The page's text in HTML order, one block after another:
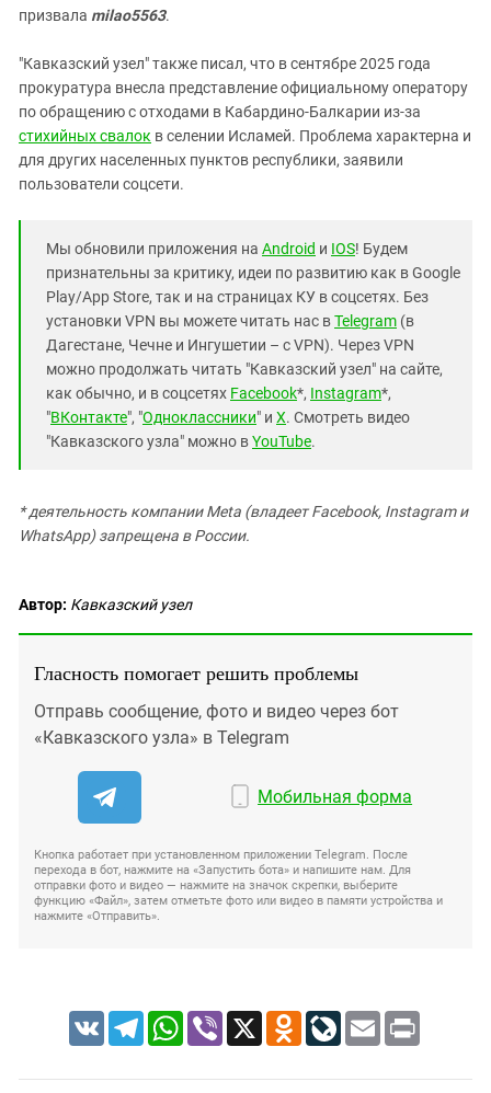
призвала milao5563.
"Кавказский узел" также писал, что в сентябре 2025 года
прокуратура внесла представление официальному оператору
по обращению с отходами в Кабардино-Балкарии из-за
стихийных свалок в селении Исламей. Проблема характерна и
для других населенных пунктов республики, заявили
пользователи соцсети.
Мы обновили приложения на Android и IOS! Будем
признательны за критику, идеи по развитию как в Google
Play/App Store, так и на страницах КУ в соцсетях. Без
установки VPN вы можете читать нас вTelegram (в
Дагестане, Чечне и Ингушетии – с VPN). Через VPN
можно продолжать читать "Кавказский узел" на сайте,
как обычно, и в соцсетях Facebook*, Instagram*,
"ВКонтакте", "Одноклассники" и X. Смотреть видео
"Кавказского узла" можно вYouTube.
* деятельность компании Meta (владеет Facebook, Instagram и
WhatsApp) запрещена в России.
Автор: Кавказский узел
Гласность помогает решить проблемы
Отправь сообщение, фото и видео через бот
«Кавказского узла» в Telegram
Мобильная форма
Кнопка работает при установленном приложении Telegram. После
перехода в бот, нажмите на «Запустить бота» и напишите нам. Для
отправки фото и видео — нажмите на значок скрепки, выберите
функцию «Файл», затем отметьте фото или видео в памяти устройства и
нажмите «Отправить».
VK TelegramWhatsApp
Viber X Odnoklassniki
LiveJournal
Email Print